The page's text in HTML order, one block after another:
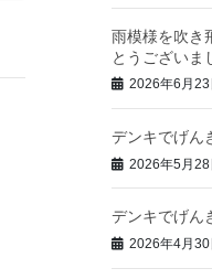
雨模様を吹き
とうございま
2026年6月23
デンキでげん
2026年5月28
デンキでげん
2026年4月30